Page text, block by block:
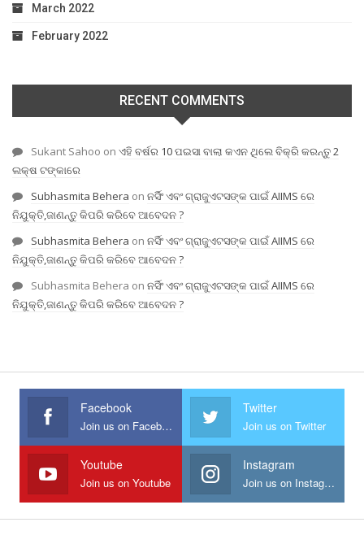
March 2022
February 2022
RECENT COMMENTS
Sukant Sahoo on ଏହି ବର୍ଷର 10 ପଇସା ବାଲା କଏନ ଥିଲେ ବିକ୍ରି କରନ୍ତୁ 2
ଲକ୍ଷ ଟଙ୍କାରେ
Subhasmita Behera on ନର୍ସିଂ ଏବଂ ଗ୍ରାଜୁଏଟସଙ୍କ ପାଇଁ AIIMS ରେ
ନିଯୁକ୍ତି,ଜାଣନ୍ତୁ କିପରି କରିବେ ଆବେଦନ ?
Subhasmita Behera on ନର୍ସିଂ ଏବଂ ଗ୍ରାଜୁଏଟସଙ୍କ ପାଇଁ AIIMS ରେ
ନିଯୁକ୍ତି,ଜାଣନ୍ତୁ କିପରି କରିବେ ଆବେଦନ ?
Subhasmita Behera on ନର୍ସିଂ ଏବଂ ଗ୍ରାଜୁଏଟସଙ୍କ ପାଇଁ AIIMS ରେ
ନିଯୁକ୍ତି,ଜାଣନ୍ତୁ କିପରି କରିବେ ଆବେଦନ ?
Facebook
Join us on Facebook
Twitter
Join us on Twitter
Youtube
Join us on Youtube
Instagram
Join us on Instagram